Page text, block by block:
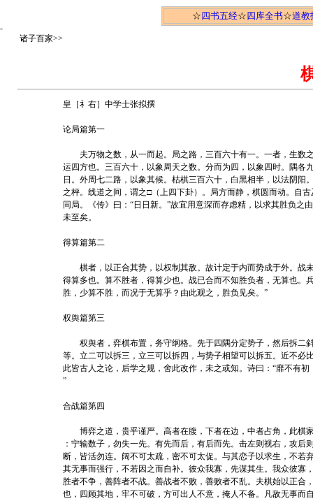
☆四书五经☆四库全书☆道教
>
诸子百家>>
皇［礻右］中学士张拟撰
论局篇第一
夫万物之数，从一而起。局之路，三百六十有一。一者，生数
运四方也。三百六十，以象周天之数。分而为四，以象四时。隅各
日。外周七二路，以象其候。枯棋三百六十，白黑相半，以法阴阳
之枰。线道之间，谓之□（上四下卦）。局方而静，棋圆而动。自
同局。《传》曰：“日日新。”故宜用意深而存虑精，以求其胜负之
未至矣。
得算篇第二
棋者，以正合其势，以权制其敌。故计定于内而势成于外。战
得算多也。算不胜者，得算少也。战已合而不知胜负者，无算也。
胜，少算不胜，而况于无算乎？由此观之，胜负见矣。”
权舆篇第三
权舆者，弈棋布置，务守纲格。先于四隅分定势子，然后拆二
等。立二可以拆三，立三可以拆四，与势子相望可以拆五。近不必
此皆古人之论，后学之规，舍此改作，未之或知。诗曰：“靡不有初
”
合战篇第四
博弈之道，贵乎谨严。高者在腹，下者在边，中者占角，此棋
：宁输数子，勿失一先。有先而后，有后而先。击左则视右，攻后
断，皆活勿连。阔不可太疏，密不可太促。与其恋子以求生，不若
其无事而强行，不若因之而自补。彼众我寡，先谋其生。我众彼寡
胜者不争，善阵者不战。善战者不败，善败者不乱。夫棋始以正合
也，四顾其地，牢不可破，方可出人不意，掩人不备。凡敌无事而